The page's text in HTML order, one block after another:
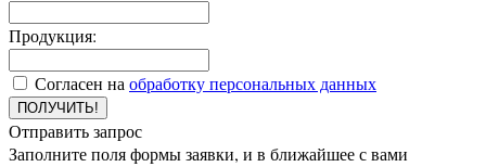
Продукция:
Согласен на обработку персональных данных
ПОЛУЧИТЬ!
Отправить запрос
Заполните поля формы заявки, и в ближайшее с вами